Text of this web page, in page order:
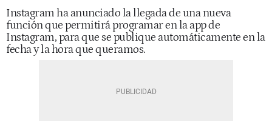
Instagram ha anunciado la llegada de una nueva
función que permitirá programar en la app de
Instagram, para que se publique automáticamente en la
fecha y la hora que queramos.